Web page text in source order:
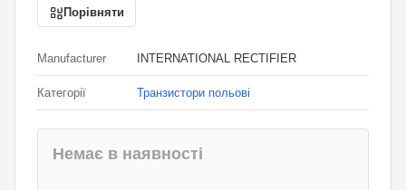
Порівняти
Manufacturer INTERNATIONAL RECTIFIER
Категорії Транзистори польові
Немає в наявності